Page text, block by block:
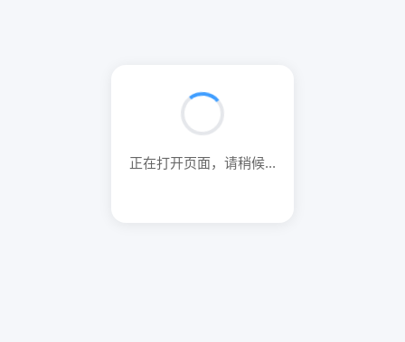
正在打开页面，请稍候...